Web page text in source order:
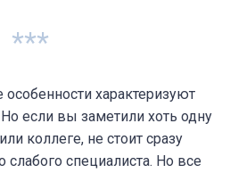
***
характеризуют
Но если вы заметили хоть одну
коллеге, не стоит сразу
специалиста. Но все